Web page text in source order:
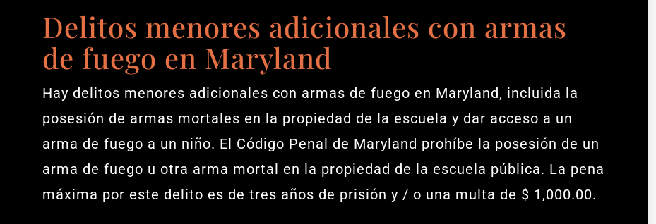
Delitos menores adicionales con armas
de fuego en Maryland
Hay delitos menores adicionales con armas de fuego en Maryland, incluida la
posesión de armas mortales en la propiedad de la escuela y dar acceso a un
arma de fuego a un niño. El Código Penal de Maryland prohíbe la posesión de un
arma de fuego u otra arma mortal en la propiedad de la escuela pública. La pena
máxima por este delito es de tres años de prisión y / o una multa de $ 1,000.00.